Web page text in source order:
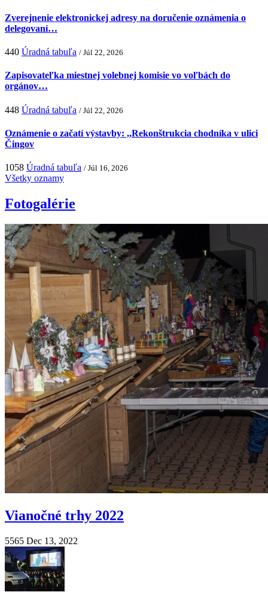
Zverejnenie elektronickej adresy na doručenie oznámenia o
delegovaní…
440 Úradná tabuľa / Júl 22, 2026
Zapisovateľka miestnej volebnej komisie vo voľbách do
orgánov…
448 Úradná tabuľa / Júl 22, 2026
Oznámenie o začatí výstavby: ,,Rekonštrukcia chodníka v ulici
Čingov
1058 Úradná tabuľa / Júl 16, 2026
Všetky oznamy
Fotogalérie
Vianočné trhy 2022
5565 Dec 13, 2022